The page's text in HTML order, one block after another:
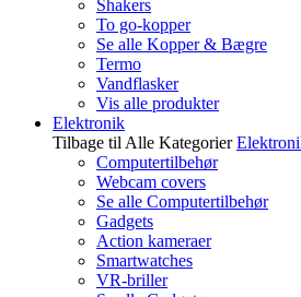
Shakers
To go-kopper
Se alle Kopper & Bægre
Termo
Vandflasker
Vis alle produkter
Elektronik
Tilbage til Alle Kategorier
Computertilbehør
Webcam covers
Se alle Computertilbehør
Gadgets
Action kameraer
Smartwatches
VR-briller